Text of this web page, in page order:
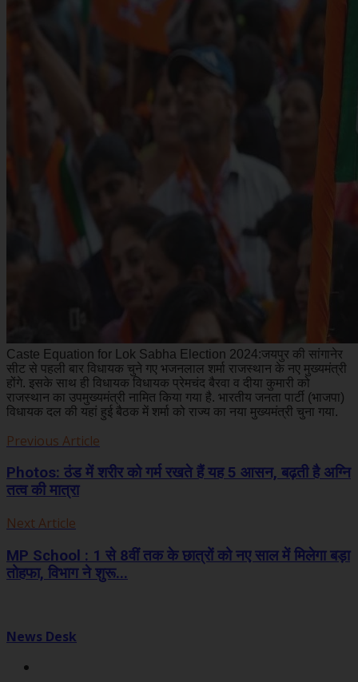
Caste Equation for Lok Sabha Election 2024:जयपुर की सांगानेर
सीट से पहली बार विधायक चुने गए भजनलाल शर्मा राजस्थान के नए मुख्यमंत्री
होंगे. इसके साथ ही विधायक विधायक प्रेमचंद बैरवा व दीया कुमारी को
राजस्थान का उपमुख्यमंत्री नामित किया गया है. भारतीय जनता पार्टी (भाजपा)
विधायक दल की यहां हुई बैठक में शर्मा को राज्‍य का नया मुख्‍यमंत्री चुना गया.
Previous Article
Photos: ठंड में शरीर को गर्म रखते हैं यह 5 आसन, बढ़ती है अग्नि
तत्व की मात्रा
Next Article
MP School : 1 से 8वीं तक के छात्रों को नए साल में मिलेगा बड़ा
तोहफा, विभाग ने शुरू...
News Desk